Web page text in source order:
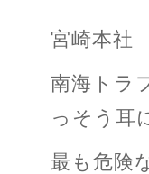
宮崎本社
南海トラ
っそう耳
最も危険